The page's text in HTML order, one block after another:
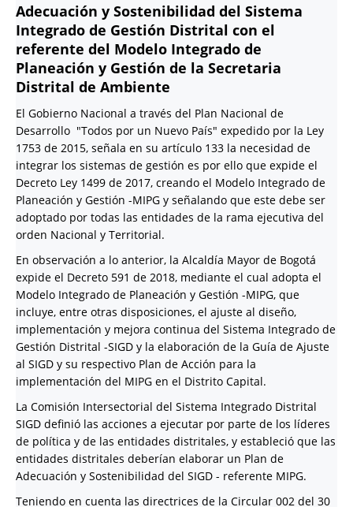
Adecuación y Sostenibilidad del Sistema
Integrado de Gestión Distrital con el
referente del Modelo Integrado de
Planeación y Gestión de la Secretaria
Distrital de Ambiente
El Gobierno Nacional a través del Plan Nacional de
Desarrollo "Todos por un Nuevo País" expedido por la Ley
1753 de 2015, señala en su artículo 133 la necesidad de
integrar los sistemas de gestión es por ello que expide el
Decreto Ley 1499 de 2017, creando el Modelo Integrado de
Planeación y Gestión -MIPG y señalando que este debe ser
adoptado por todas las entidades de la rama ejecutiva del
orden Nacional y Territorial.
En observación a lo anterior, la Alcaldía Mayor de Bogotá
expide el Decreto 591 de 2018, mediante el cual adopta el
Modelo Integrado de Planeación y Gestión -MIPG, que
incluye, entre otras disposiciones, el ajuste al diseño,
implementación y mejora continua del Sistema Integrado de
Gestión Distrital -SIGD y la elaboración de la Guía de Ajuste
al SIGD y su respectivo Plan de Acción para la
implementación del MIPG en el Distrito Capital.
La Comisión Intersectorial del Sistema Integrado Distrital
SIGD definió las acciones a ejecutar por parte de los líderes
de política y de las entidades distritales, y estableció que las
entidades distritales deberían elaborar un Plan de
Adecuación y Sostenibilidad del SIGD - referente MIPG.
Teniendo en cuenta las directrices de la Circular 002 del 30